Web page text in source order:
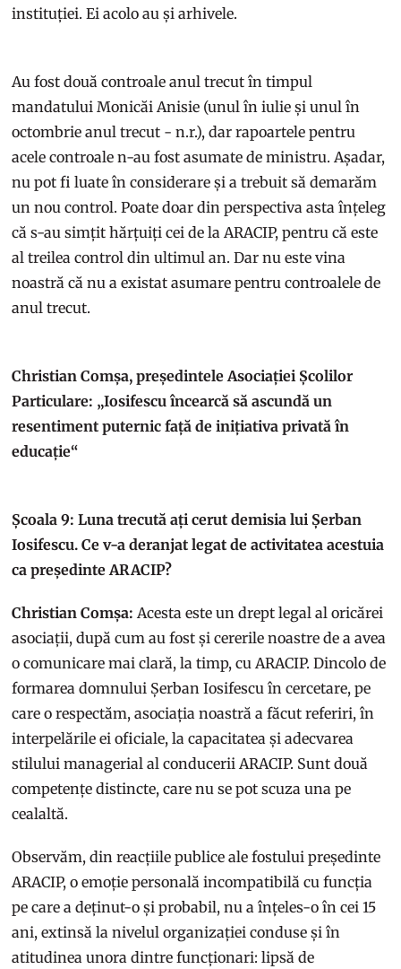
instituției. Ei acolo au și arhivele.
Au fost două controale anul trecut în timpul
mandatului Monicăi Anisie (unul în iulie și unul în
octombrie anul trecut - n.r.), dar rapoartele pentru
acele controale n-au fost asumate de ministru. Așadar,
nu pot fi luate în considerare și a trebuit să demarăm
un nou control. Poate doar din perspectiva asta înțeleg
că s-au simțit hărțuiți cei de la ARACIP, pentru că este
al treilea control din ultimul an. Dar nu este vina
noastră că nu a existat asumare pentru controalele de
anul trecut.
Christian Comșa, președintele Asociației Școlilor
Particulare: „Iosifescu încearcă să ascundă un
resentiment puternic față de inițiativa privată în
educație“
Școala 9: Luna trecută ați cerut demisia lui Șerban
Iosifescu. Ce v-a deranjat legat de activitatea acestuia
ca președinte ARACIP?
Christian Comșa: Acesta este un drept legal al oricărei
asociații, după cum au fost și cererile noastre de a avea
o comunicare mai clară, la timp, cu ARACIP. Dincolo de
formarea domnului Șerban Iosifescu în cercetare, pe
care o respectăm, asociația noastră a făcut referiri, în
interpelările ei oficiale, la capacitatea și adecvarea
stilului managerial al conducerii ARACIP. Sunt două
competențe distincte, care nu se pot scuza una pe
cealaltă.
Observăm, din reacțiile publice ale fostului președinte
ARACIP, o emoție personală incompatibilă cu funcția
pe care a deținut-o și probabil, nu a înțeles-o în cei 15
ani, extinsă la nivelul organizației conduse și în
atitudinea unora dintre funcționari: lipsă de